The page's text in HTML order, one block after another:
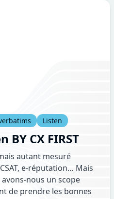
Listen
CX FIRST
autant mesuré
nous un scope
de prendre les bonnes